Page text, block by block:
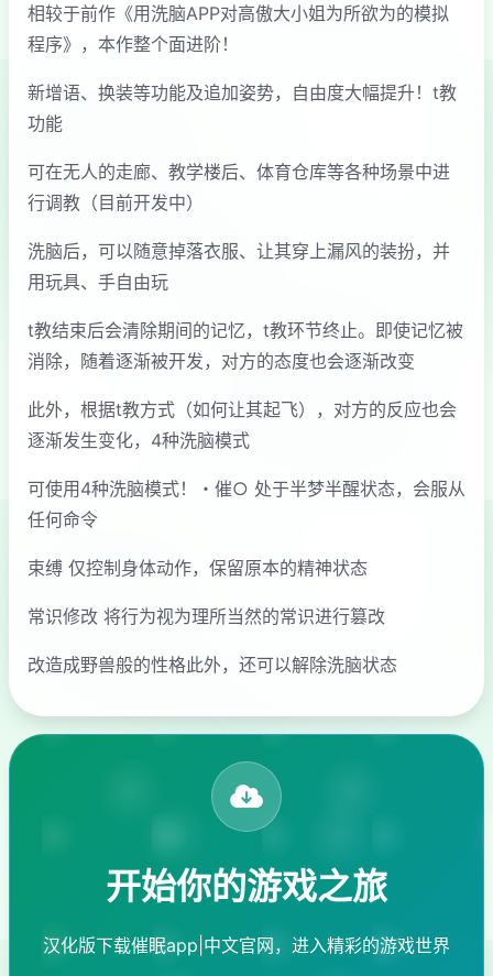
相较于前作《用洗脑APP对高傲大小姐为所欲为的模拟
程序》，本作整个面进阶！
新增语、换装等功能及追加姿势，自由度大幅提升！t教
功能
可在无人的走廊、教学楼后、体育仓库等各种场景中进
行调教（目前开发中）
洗脑后，可以随意掉落衣服、让其穿上漏风的装扮，并
用玩具、手自由玩
t教结束后会清除期间的记忆，t教环节终止。即使记忆被
消除，随着逐渐被开发，对方的态度也会逐渐改变
此外，根据t教方式（如何让其起飞），对方的反应也会
逐渐发生变化，4种洗脑模式
可使用4种洗脑模式！・催○ 处于半梦半醒状态，会服从
任何命令
束缚 仅控制身体动作，保留原本的精神状态
常识修改 将行为视为理所当然的常识进行篡改
改造成野兽般的性格此外，还可以解除洗脑状态
开始你的游戏之旅
汉化版下载催眠app|中文官网，进入精彩的游戏世界